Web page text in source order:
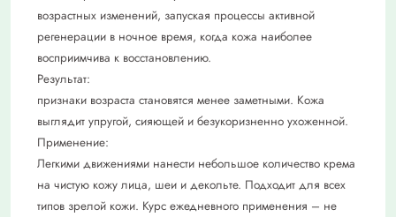
возрастных изменений, запуская процессы активной
регенерации в ночное время, когда кожа наиболее
восприимчива к восстановлению.
Результат:
признаки возраста становятся менее заметными. Кожа
выглядит упругой, сияющей и безукоризненно ухоженной.
Применение:
Легкими движениями нанести небольшое количество крема
на чистую кожу лица, шеи и декольте. Подходит для всех
типов зрелой кожи. Курс ежедневного применения – не